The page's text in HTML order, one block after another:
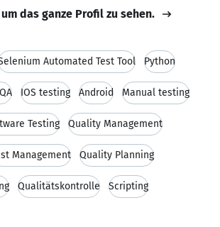
das ganze Profil zu sehen.
Automated Test Tool Python
IOS testing Android Manual testing
Testing Quality Management
Management Quality Planning
Qualitätskontrolle Scripting